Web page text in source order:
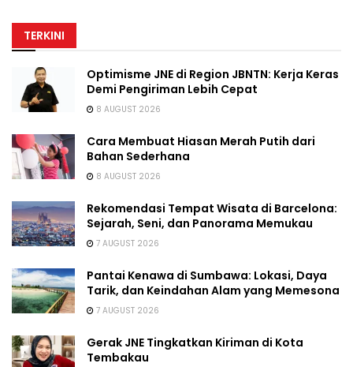
TERKINI
Optimisme JNE di Region JBNTN: Kerja Keras
Demi Pengiriman Lebih Cepat
8 AUGUST 2026
Cara Membuat Hiasan Merah Putih dari
Bahan Sederhana
8 AUGUST 2026
Rekomendasi Tempat Wisata di Barcelona:
Sejarah, Seni, dan Panorama Memukau
7 AUGUST 2026
Pantai Kenawa di Sumbawa: Lokasi, Daya
Tarik, dan Keindahan Alam yang Memesona
7 AUGUST 2026
Gerak JNE Tingkatkan Kiriman di Kota
Tembakau